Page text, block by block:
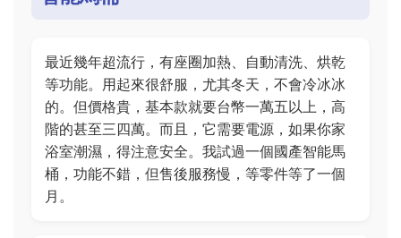
最近幾年超流行，有座圈加熱、自動清洗、烘乾
等功能。用起來很舒服，尤其冬天，不會冷冰冰
的。但價格貴，基本款就要台幣一萬五以上，高
階的甚至三四萬。而且，它需要電源，如果你家
浴室潮濕，得注意安全。我試過一個國產智能馬
桶，功能不錯，但售後服務慢，等零件等了一個
月。